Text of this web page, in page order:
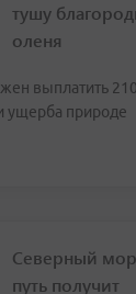
тушу
оленя
выплатить
ущерба природе
Северный
путь получит